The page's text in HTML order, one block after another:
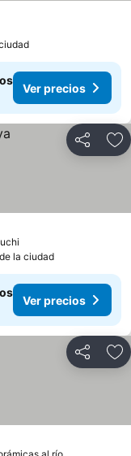
Ver precios
Compartir
la ciudad
Ver precios
Compartir
al río